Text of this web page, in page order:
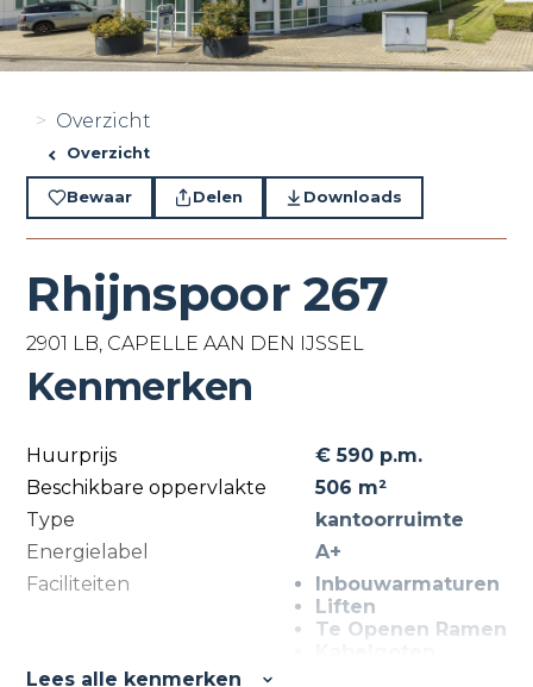
Overzicht
Overzicht
Bewaar Delen Downloads
Rhijnspoor 267
2901 LB, CAPELLE AAN DEN IJSSEL
Kenmerken
Huurprijs
€ 590 p.m.
Beschikbare oppervlakte
506 m²
Type
kantoorruimte
Energielabel
A+
Faciliteiten
Inbouwarmaturen
Liften
Te Openen Ramen
Lees alle kenmerken